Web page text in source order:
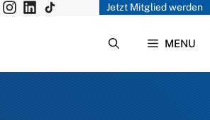
Jetzt Mitglied werden
MENU